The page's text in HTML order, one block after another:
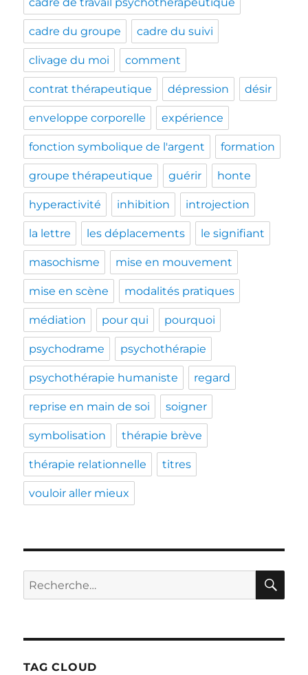
cadre du groupe cadre du suivi
clivage du moi comment
contrat thérapeutique dépression désir
enveloppe corporelle expérience
fonction symbolique de l'argent formation
groupe thérapeutique guérir honte
hyperactivité inhibition introjection
la lettre les déplacements le signifiant
masochisme mise en mouvement
mise en scène modalités pratiques
médiation pour qui pourquoi
psychodrame psychothérapie
psychothérapie humaniste regard
reprise en main de soi soigner
symbolisation thérapie brève
thérapie relationnelle titres
vouloir aller mieux
Recherche
pour :
TAG CLOUD